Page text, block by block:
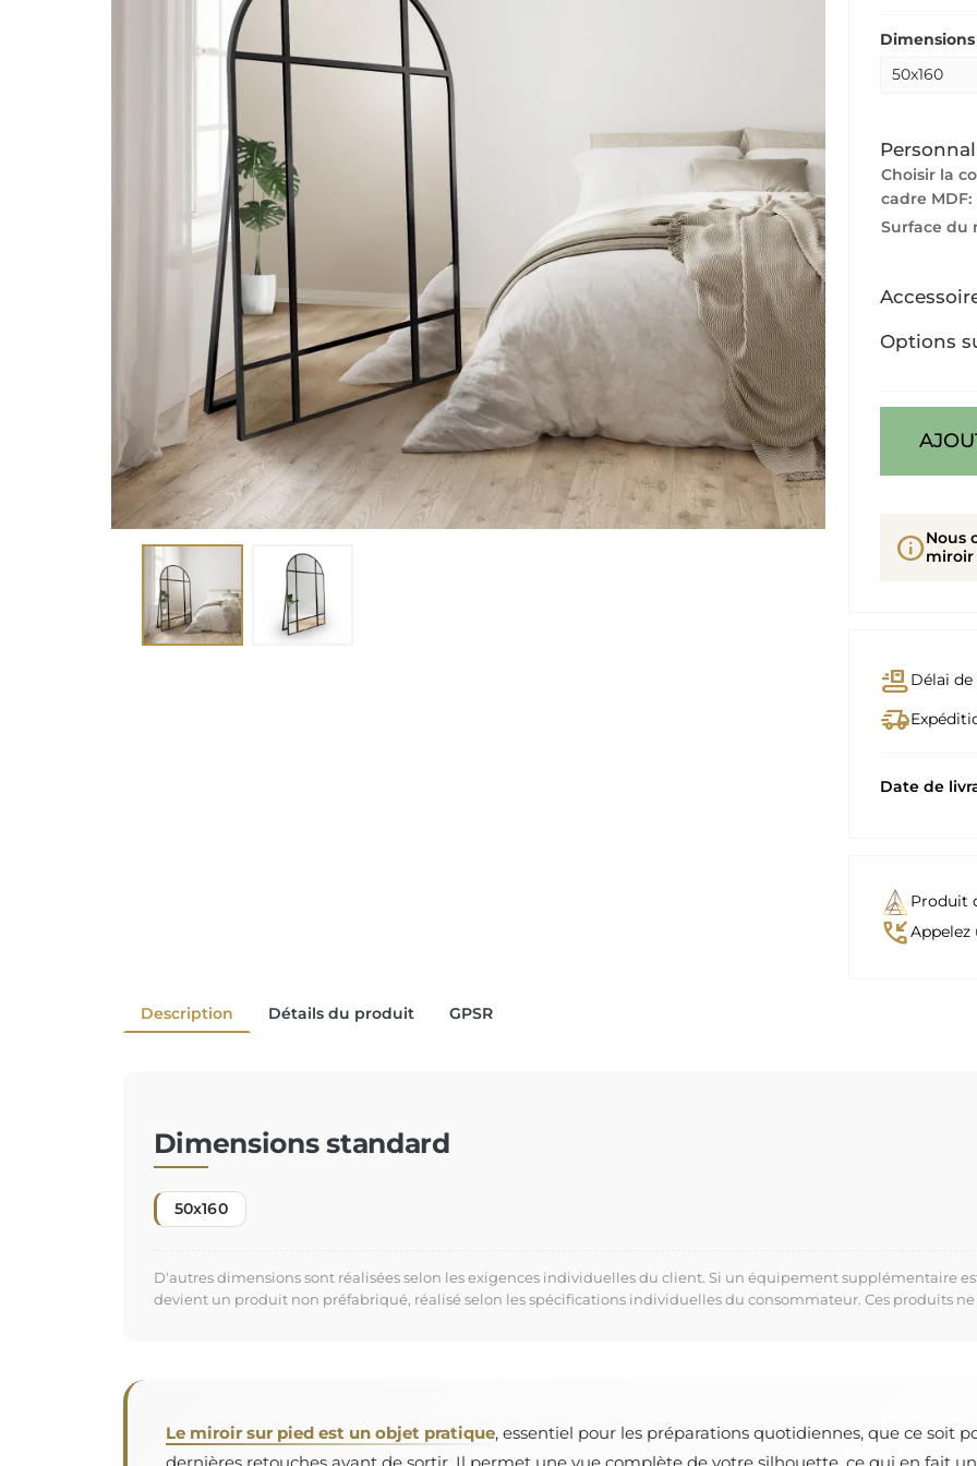
Dimensions
Choisir la
cadre MDF:
Surface du
Options
infoNous
miroir
conveyor_beltDélai
delivery_truck_speed
Date de
Produit
phone_callbackAppelez
Description Détails du produit GPSR
Dimensions standard
50x160
D'autres dimensions sont réalisées selon les exigences individuelles du client. Si un équipement supplémentaire
devient un produit non préfabriqué, réalisé selon les spécifications individuelles du consommateur. Ces produits
Le miroir sur pied est un objet pratique, essentiel pour les préparations quotidiennes, que ce soit